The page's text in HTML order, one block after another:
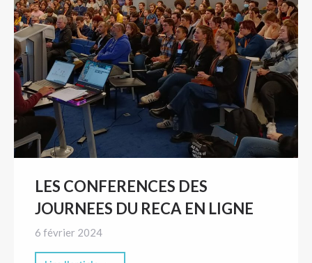
LES CONFERENCES DES
JOURNEES DU RECA EN LIGNE
6 février 2024